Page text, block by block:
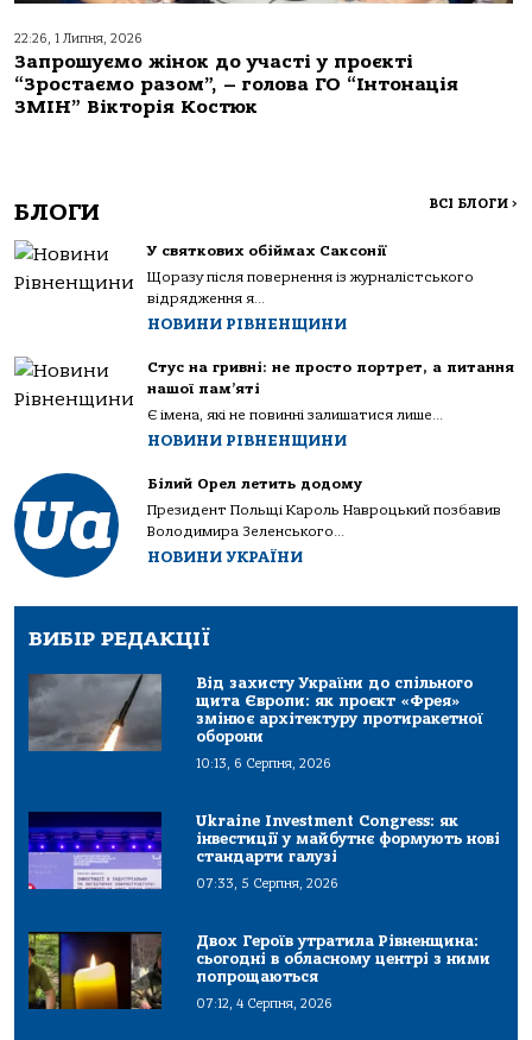
22:26, 1 Липня, 2026
Запрошуємо жінок до участі у проєкті
“Зростаємо разом”, – голова ГО “Інтонація
ЗМІН” Вікторія Костюк
БЛОГИ ВСІ БЛОГИ >
У святкових обіймах Саксонії
Щоразу після повернення із журналістського
відрядження я...
НОВИНИ РІВНЕНЩИНИ
Стус на гривні: не просто портрет, а питання
нашої пам’яті
Є імена, які не повинні залишатися лише...
НОВИНИ РІВНЕНЩИНИ
Білий Орел летить додому
Президент Польщі Кароль Навроцький позбавив
Володимира Зеленського...
НОВИНИ УКРАЇНИ
ВИБІР РЕДАКЦІЇ
Від захисту України до спільного
щита Європи: як проєкт «Фрея»
змінює архітектуру протиракетної
оборони
10:13, 6 Серпня, 2026
Ukraine Investment Congress: як
інвестиції у майбутнє формують нові
стандарти галузі
07:33, 5 Серпня, 2026
Двох Героїв утратила Рівненщина:
сьогодні в обласному центрі з ними
попрощаються
07:12, 4 Серпня, 2026